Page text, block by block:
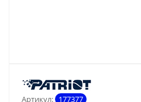
Артикул: 177377